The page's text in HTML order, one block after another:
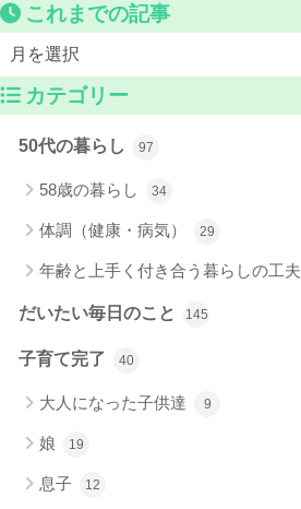
これまでの記事
カテゴリー
50代の暮らし 97
58歳の暮らし 34
体調（健康・病気） 29
年齢と上手く付き合う暮らしの工夫
だいたい毎日のこと 145
子育て完了 40
大人になった子供達 9
娘 19
息子 12